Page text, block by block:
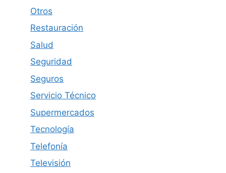
Otros
Restauración
Salud
Seguridad
Seguros
Servicio Técnico
Supermercados
Tecnología
Telefonía
Televisión